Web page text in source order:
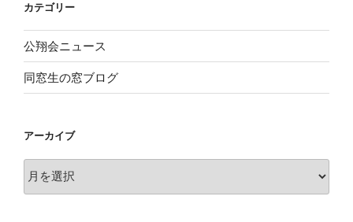
カテゴリー
公翔会ニュース
同窓生の窓ブログ
アーカイブ
ー